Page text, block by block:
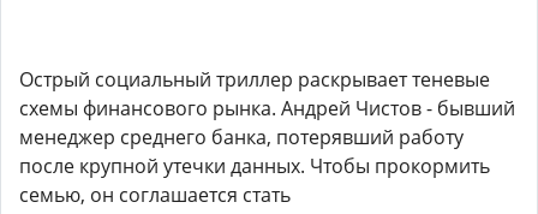
Острый социальный триллер раскрывает теневые
схемы финансового рынка. Андрей Чистов - бывший
менеджер среднего банка, потерявший работу
после крупной утечки данных. Чтобы прокормить
семью, он соглашается стать